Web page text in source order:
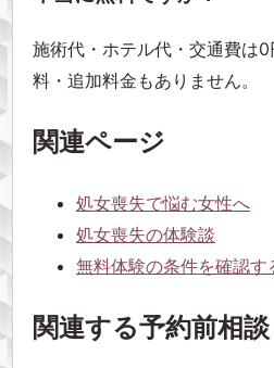
施術代・ホテル代・交通費は
料・追加料金もありません。
関連ページ
処女喪失で悩む女性へ
処女喪失の体験談
無料体験の条件を確認す
関連する予約前相談